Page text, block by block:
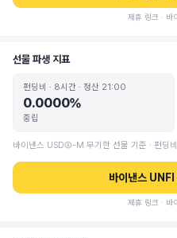
제휴 링크 · 바
선물 파생 지표
펀딩비 · 8시간 · 정산 21:00
0.0000%
중립
바이낸스 USDⓈ-M 무기한 선물 기준 · 펀딩
바이낸스 UNFI
제휴 링크 · 바